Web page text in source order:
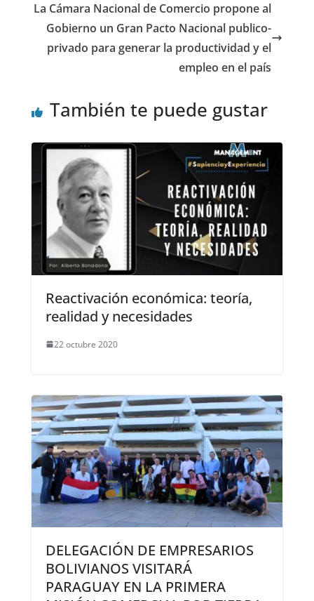
La Cámara Nacional de Comercio propone al
Gobierno un Gran Pacto Nacional publico-
privado para generar la productividad y el
empleo en el país
También te puede gustar
Reactivación económica: teoría,
realidad y necesidades
22 octubre 2020
DELEGACIÓN DE EMPRESARIOS
BOLIVIANOS VISITARÁ
PARAGUAY EN LA PRIMERA